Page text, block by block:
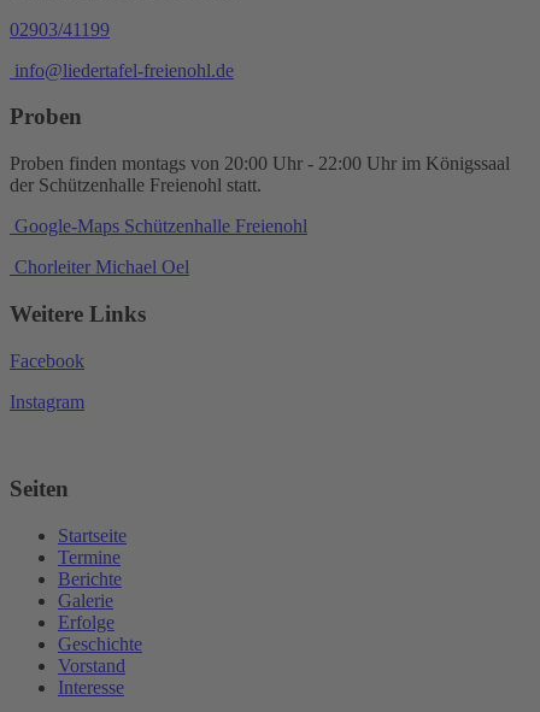
02903/41199
info@liedertafel-freienohl.de
Proben
Proben finden montags von 20:00 Uhr - 22:00 Uhr im Königssaal
der Schützenhalle Freienohl statt.
Google-Maps Schützenhalle Freienohl
Chorleiter Michael Oel
Weitere Links
Facebook
Instagram
Seiten
Startseite
Termine
Berichte
Galerie
Erfolge
Geschichte
Vorstand
Interesse